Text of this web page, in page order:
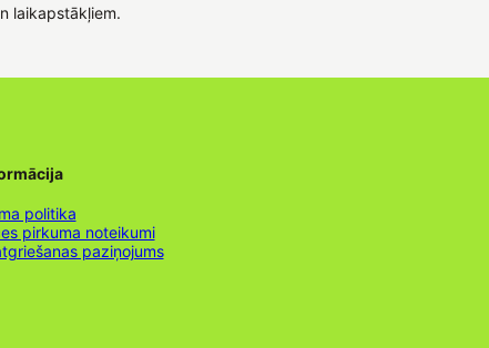
laikapstākļiem.
politika
pirkuma noteikumi
paziņojums